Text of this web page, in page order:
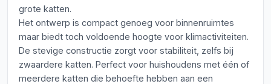
grote katten.
Het ontwerp is compact genoeg voor binnenruimtes
maar biedt toch voldoende hoogte voor klimactiviteiten.
De stevige constructie zorgt voor stabiliteit, zelfs bij
zwaardere katten. Perfect voor huishoudens met één of
meerdere katten die behoefte hebben aan een